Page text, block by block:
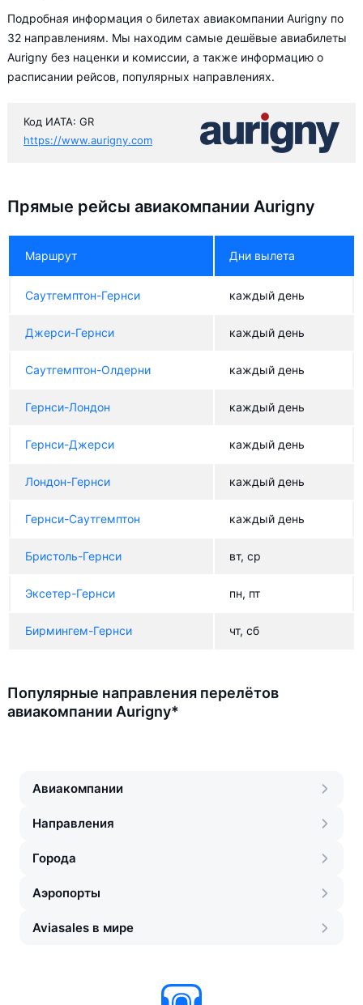
Подробная информация о билетах авиакомпании Aurigny по
32 направлениям. Мы находим самые дешёвые авиабилеты
Aurigny без наценки и комиссии, а также информацию о
расписании рейсов, популярных направлениях.
Код ИАТА: GR
https://www.aurigny.com
Прямые рейсы авиакомпании Aurigny
Маршрут Дни вылета
Саутгемптон-Гернси каждый день
Джерси-Гернси каждый день
Саутгемптон-Олдерни каждый день
Гернси-Лондон каждый день
Гернси-Джерси каждый день
Лондон-Гернси каждый день
Гернси-Саутгемптон каждый день
Бристоль-Гернси вт, ср
Эксетер-Гернси пн, пт
Бирмингем-Гернси чт, сб
Популярные направления перелётов
авиакомпании Aurigny*
Авиакомпании
Направления
Города
Аэропорты
Aviasales в мире